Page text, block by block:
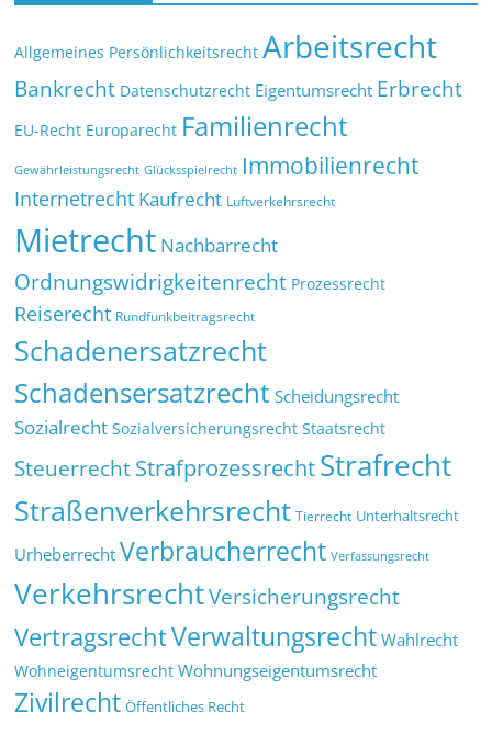
Allgemeines Persönlichkeitsrecht Arbeitsrecht
Bankrecht Datenschutzrecht Eigentumsrecht Erbrecht
EU-Recht Europarecht Familienrecht
Gewährleistungsrecht Glücksspielrecht Immobilienrecht
Internetrecht Kaufrecht Luftverkehrsrecht
Mietrecht Nachbarrecht
Ordnungswidrigkeitenrecht Prozessrecht
Reiserecht Rundfunkbeitragsrecht
Schadenersatzrecht
Schadensersatzrecht Scheidungsrecht
Sozialrecht Sozialversicherungsrecht Staatsrecht
SteuerrechtStrafprozessrechtStrafrecht
Straßenverkehrsrecht Tierrecht Unterhaltsrecht
Urheberrecht Verbraucherrecht Verfassungsrecht
VerkehrsrechtVersicherungsrecht
VertragsrechtVerwaltungsrecht Wahlrecht
Wohneigentumsrecht Wohnungseigentumsrecht
Zivilrecht Öffentliches Recht